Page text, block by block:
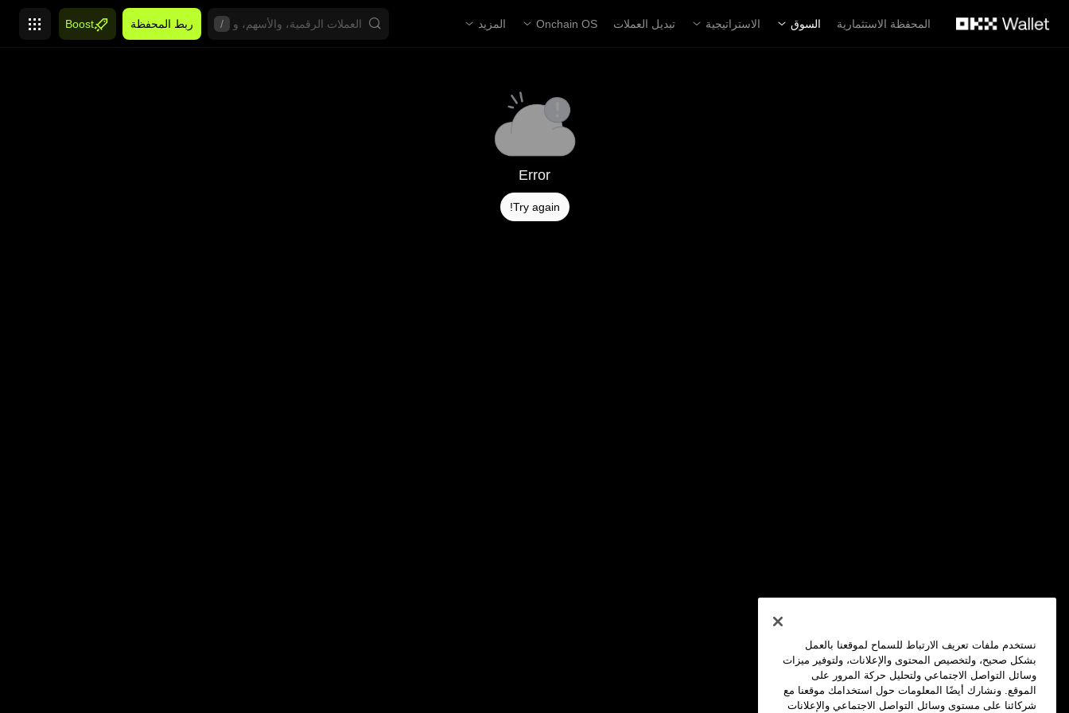
المحفظة الاستثمارية
السوق الاستراتيجية تبديل العملات Onchain OS المزيد / ربط المحفظة Boost
Error
Try again!
نستخدم ملفات تعريف الارتباط للسماح لموقعنا بالعمل
بشكل صحيح، ولتخصيص المحتوى والإعلانات، ولتوفير ميزات
وسائل التواصل الاجتماعي ولتحليل حركة المرور على
الموقع. ونشارك أيضًا المعلومات حول استخدامك موقعنا مع
شركائنا على مستوى وسائل التواصل الاجتماعي والإعلانات